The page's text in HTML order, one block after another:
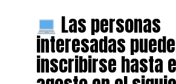
Las personas
interesadas
inscribirse hasta